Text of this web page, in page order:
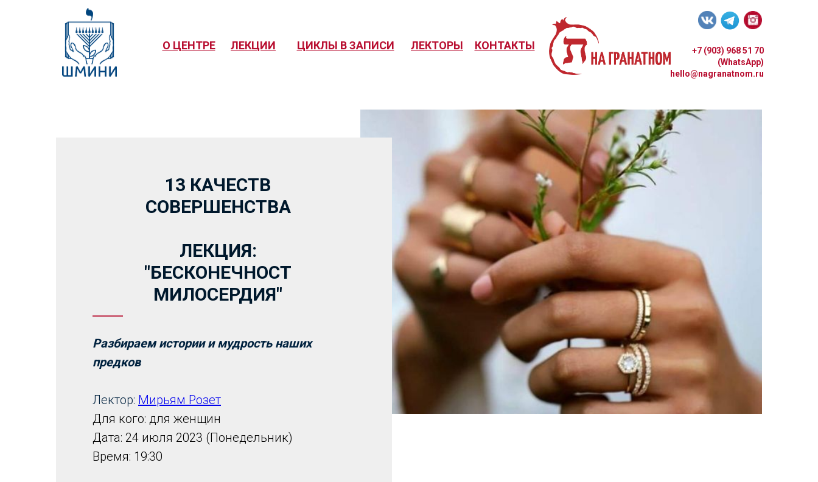
О ЦЕНТРЕ ЛЕКЦИИ ЦИКЛЫ В ЗАПИСИ ЛЕКТОРЫ КОНТАКТЫ
+7 (903) 968 51 70
(WhatsApp)
hello@nagranatnom.ru
13 КАЧЕСТВ
СОВЕРШЕНСТВА
ЛЕКЦИЯ:
"БЕСКОНЕЧНОСТ
МИЛОСЕРДИЯ"
Разбираем истории и мудрость наших
предков
Лектор: Мирьям Розет
Для кого: для женщин
Дата: 24 июля 2023 (Понедельник)
Время: 19:30